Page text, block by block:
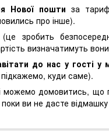
Нової пошти за
про інше).
(це зробить
визначатимуть
до нас у гості у
куди саме).
можемо домовитись, що
ви не дасте відмашку